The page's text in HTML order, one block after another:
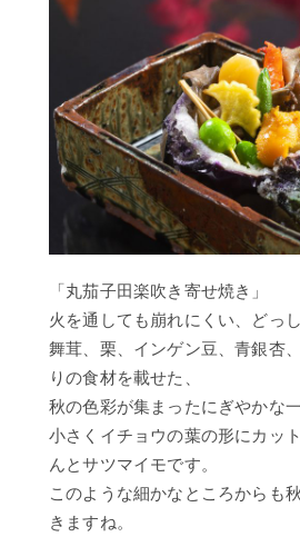
「丸茄子田楽吹き寄せ焼き」
火を通しても崩れにくい、どっ
舞茸、栗、インゲン豆、青銀杏
りの食材を載せた、
秋の色彩が集まったにぎやかな一
小さくイチョウの葉の形にカッ
んとサツマイモです。
このような細かなところからも
きますね。